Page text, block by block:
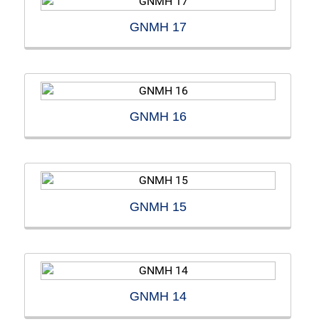
GNMH 17
GNMH 16
GNMH 15
GNMH 14